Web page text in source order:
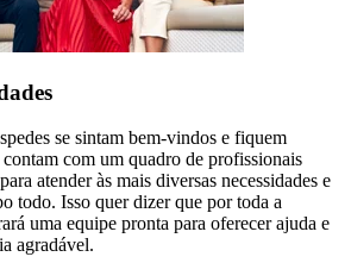
se sintam bem-vindos e fiquem
com um quadro de profissionais
atender às mais diversas necessidades e
todo. Isso quer dizer que por toda a
uma equipe pronta para oferecer ajuda e
agradável.